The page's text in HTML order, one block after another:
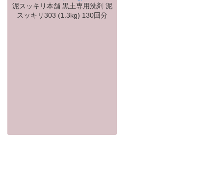
泥スッキリ本舗 黒土専用洗剤 泥
スッキリ303 (1.3kg) 130回分